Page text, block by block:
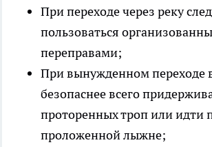
При переходе через реку
пользоваться
переправами;
При вынужденном переходе
безопаснее всего
проторенных троп или идти
проложенной лыжне;